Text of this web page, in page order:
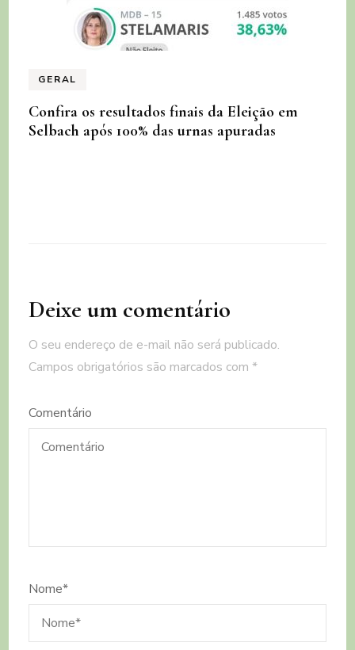
GERAL
Confira os resultados finais da Eleição em
Selbach após 100% das urnas apuradas
Deixe um comentário
O seu endereço de e-mail não será publicado.
Campos obrigatórios são marcados com*
Comentário
Nome*